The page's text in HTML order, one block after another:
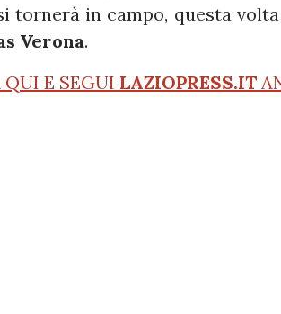
tornerà in campo, questa
Verona.
QUI E SEGUI LAZIOPRESS.IT